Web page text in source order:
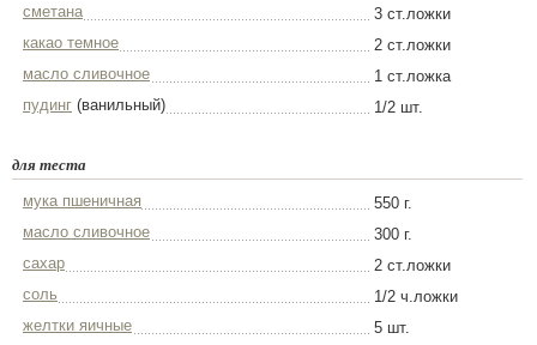
сметана
3 ст.ложки
какао темное
2 ст.ложки
масло сливочное
1 ст.ложка
пудинг (ванильный) 1/2 шт.
для теста
мука пшеничная
550 г.
масло сливочное
300 г.
сахар
2 ст.ложки
соль
1/2 ч.ложки
желтки яичные
5 шт.